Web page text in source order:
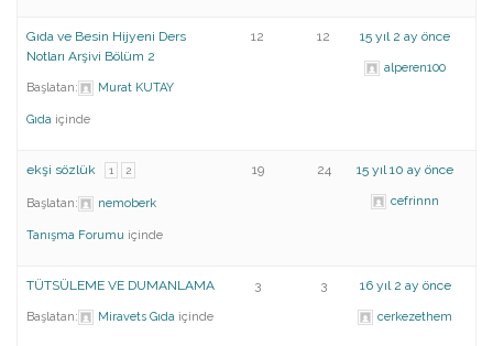
Gıda ve Besin Hijyeni Ders
Notları Arşivi Bölüm 2
Başlatan: Murat KUTAY
Gıda içinde
12 12 15 yıl 2 ay önce
alperen100
ekşi sözlük 1 2
Başlatan: nemoberk
Tanışma Forumu içinde
19 24 15 yıl 10 ay önce
cefrinnn
TÜTSÜLEME VE DUMANLAMA
Başlatan: Miravets Gıda içinde
3 3 16 yıl 2 ay önce
cerkezethem